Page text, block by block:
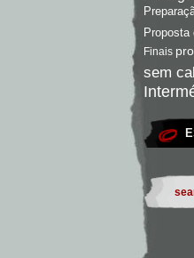
Proposta
Finais
sem